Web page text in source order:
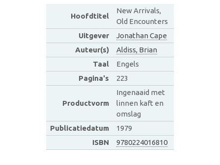
Hoofdtitel
New Arrivals,
Old Encounters
Uitgever
Jonathan Cape
Auteur(s)
Aldiss, Brian
Taal
Engels
Pagina's
223
Productvorm
Ingenaaid met
linnen kaft en
omslag
Publicatiedatum
1979
ISBN
9780224016810